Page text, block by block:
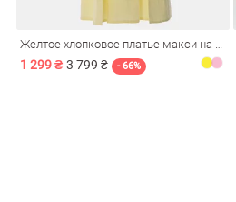
1 299 ₴ 3 799 ₴ - 66%